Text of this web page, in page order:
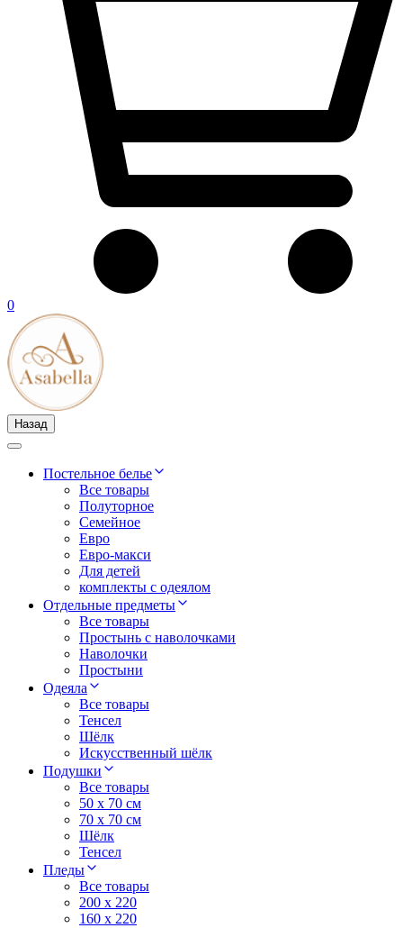
0
Назад
Постельное белье
Все товары
Полуторное
Семейное
Евро
Евро-макси
Для детей
комплекты с одеялом
Отдельные предметы
Все товары
Простынь с наволочками
Наволочки
Простыни
Одеяла
Все товары
Тенсел
Шёлк
Искусственный шёлк
Подушки
Все товары
50 x 70 см
70 x 70 см
Шёлк
Тенсел
Пледы
Все товары
200 х 220
160 х 220